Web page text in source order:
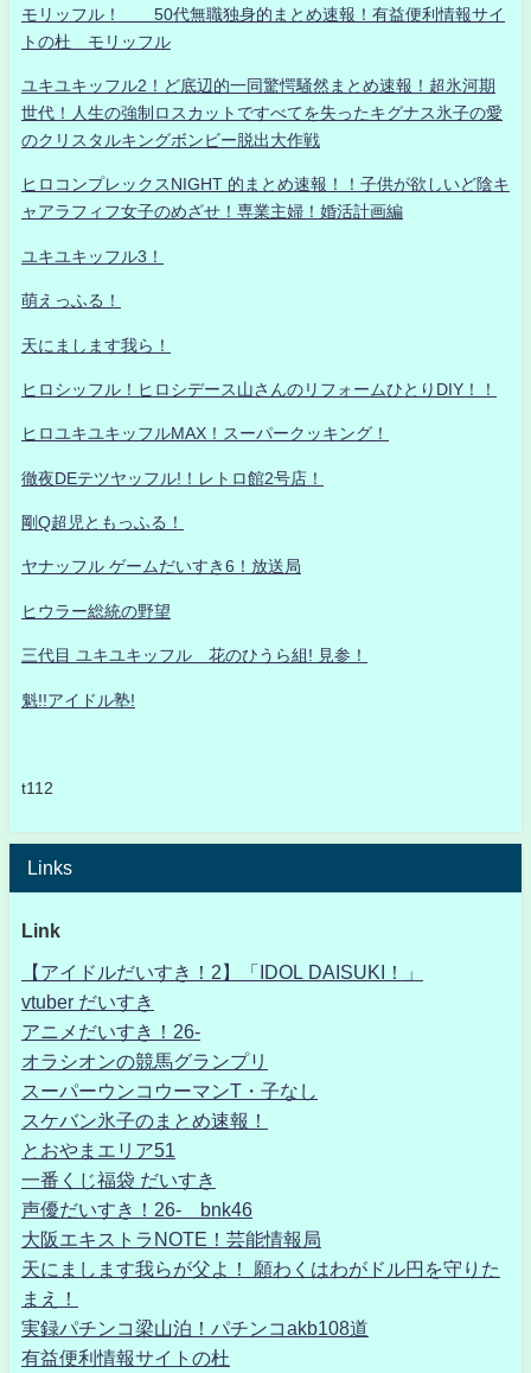
モリッフル！ 50代無職独身的まとめ速報！有益便利情報サイ
トの杜 モリッフル
ユキユキッフル2！ど底辺的一同驚愕騒然まとめ速報！超氷河期
世代！人生の強制ロスカットですべてを失ったキグナス氷子の愛
のクリスタルキングボンビー脱出大作戦
ヒロコンプレックスNIGHT 的まとめ速報！！子供が欲しいど陰キ
ャアラフィフ女子のめざせ！専業主婦！婚活計画編
ユキユキッフル3！
萌えっふる！
天にまします我ら！
ヒロシッフル！ヒロシデース山さんのリフォームひとりDIY！！
ヒロユキユキッフルMAX！スーパークッキング！
徹夜DEテツヤッフル!！レトロ館2号店！
剛Q超児ともっふる！
ヤナッフル ゲームだいすき6！放送局
ヒウラー総統の野望
三代目 ユキユキッフル 花のひうら組! 見参！
魁!!アイドル塾!
t112
Links
Link
【アイドルだいすき！2】「IDOL DAISUKI！」
vtuber だいすき
アニメだいすき！26-
オラシオンの競馬グランプリ
スーパーウンコウーマンT・子なし
スケバン氷子のまとめ速報！
とおやまエリア51
一番くじ福袋 だいすき
声優だいすき！26- bnk46
大阪エキストラNOTE！芸能情報局
天にまします我らが父よ！ 願わくはわがドル円を守りた
まえ！
実録パチンコ梁山泊！パチンコakb108道
有益便利情報サイトの杜